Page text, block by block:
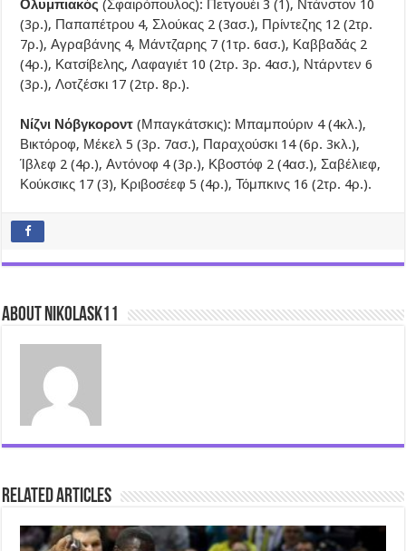
Ολυμπιακός(Σφαιρόπουλος): Πετγουέι 3 (1), Ντάνστον 10
(3ρ.), Παπαπέτρου 4, Σλούκας 2 (3ασ.), Πρίντεζης 12 (2τρ.
7ρ.), Αγραβάνης 4, Μάντζαρης 7 (1τρ. 6ασ.), Καββαδάς 2
(4ρ.), Κατσίβελης, Λαφαγιέτ 10 (2τρ. 3ρ. 4ασ.), Ντάρντεν 6
(3ρ.), Λοτζέσκι 17 (2τρ. 8ρ.).
Νίζνι Νόβγκοροντ (Μπαγκάτσκις): Μπαμπούριν 4 (4κλ.),
Βικτόροφ, Μέκελ 5 (3ρ. 7ασ.), Παραχούσκι 14 (6ρ. 3κλ.),
Ίβλεφ 2 (4ρ.), Αντόνοφ 4 (3ρ.), Κβοστόφ 2 (4ασ.), Σαβέλιεφ,
Κούκσικς 17 (3), Κριβοσέεφ 5 (4ρ.), Τόμπκινς 16 (2τρ. 4ρ.).
About nikolask11
Related Articles